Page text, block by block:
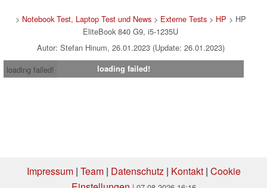
> Notebook Test, Laptop Test und News> Externe Tests> HP > HP
EliteBook 840 G9, i5-1235U
Autor: Stefan Hinum, 26.01.2023 (Update: 26.01.2023)
loading failed!
loading failed!
Impressum| Team| Datenschutz| Kontakt| Cookie